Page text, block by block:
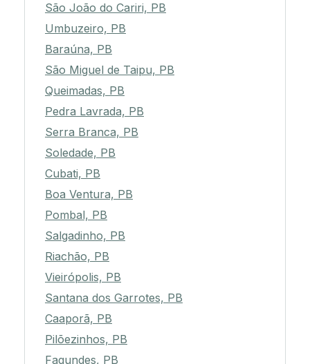
São João do Cariri, PB
Umbuzeiro, PB
Baraúna, PB
São Miguel de Taipu, PB
Queimadas, PB
Pedra Lavrada, PB
Serra Branca, PB
Soledade, PB
Cubati, PB
Boa Ventura, PB
Pombal, PB
Salgadinho, PB
Riachão, PB
Vieirópolis, PB
Santana dos Garrotes, PB
Caaporã, PB
Pilõezinhos, PB
Fagundes, PB